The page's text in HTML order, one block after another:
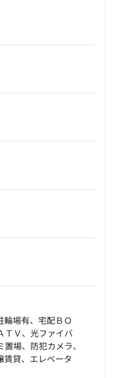
輪場有、宅配ＢＯ
ＴＶ、光ファイバ
場、防犯カメラ、
賃貸、エレベータ